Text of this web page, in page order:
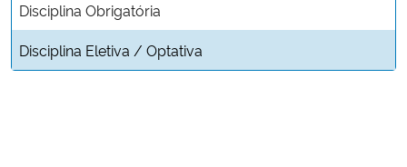
Disciplina Obrigatória
Disciplina Eletiva / Optativa